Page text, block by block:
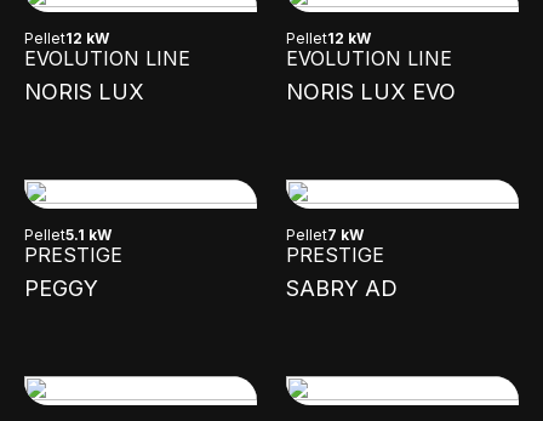
Pellet12 kW
EVOLUTION LINE
NORIS LUX
Pellet12 kW
EVOLUTION LINE
NORIS LUX EVO
Pellet5.1 kW
PRESTIGE
PEGGY
Pellet7 kW
PRESTIGE
SABRY AD